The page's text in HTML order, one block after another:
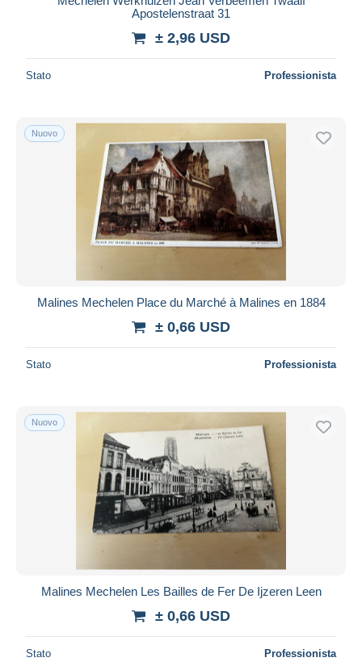
Apostelenstraat 31
± 2,96 USD
Stato Professionista
Nuovo
Malines Mechelen Place du Marché à Malines en 1884
± 0,66 USD
Stato Professionista
Nuovo
Malines Mechelen Les Bailles de Fer De Ijzeren Leen
± 0,66 USD
Stato Professionista